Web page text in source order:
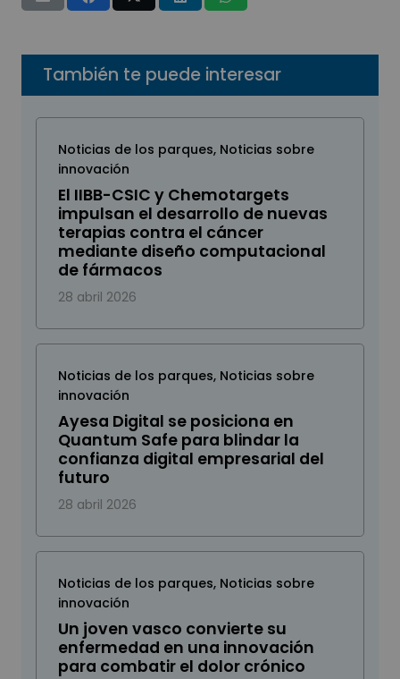
También te puede interesar
Noticias de los parques, Noticias sobre
innovación
El IIBB-CSIC y Chemotargets
impulsan el desarrollo de nuevas
terapias contra el cáncer
mediante diseño computacional
de fármacos
28 abril 2026
Noticias de los parques, Noticias sobre
innovación
Ayesa Digital se posiciona en
Quantum Safe para blindar la
confianza digital empresarial del
futuro
28 abril 2026
Noticias de los parques, Noticias sobre
innovación
Un joven vasco convierte su
enfermedad en una innovación
para combatir el dolor crónico